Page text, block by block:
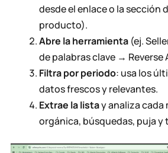
desde el enlace o la sección
producto).
Abre la herramienta (ej.
de palabras clave → Reverse
Filtra por periodo: usa los
datos frescos y relevantes.
Extrae la listay analiza
orgánica, búsquedas, puja y